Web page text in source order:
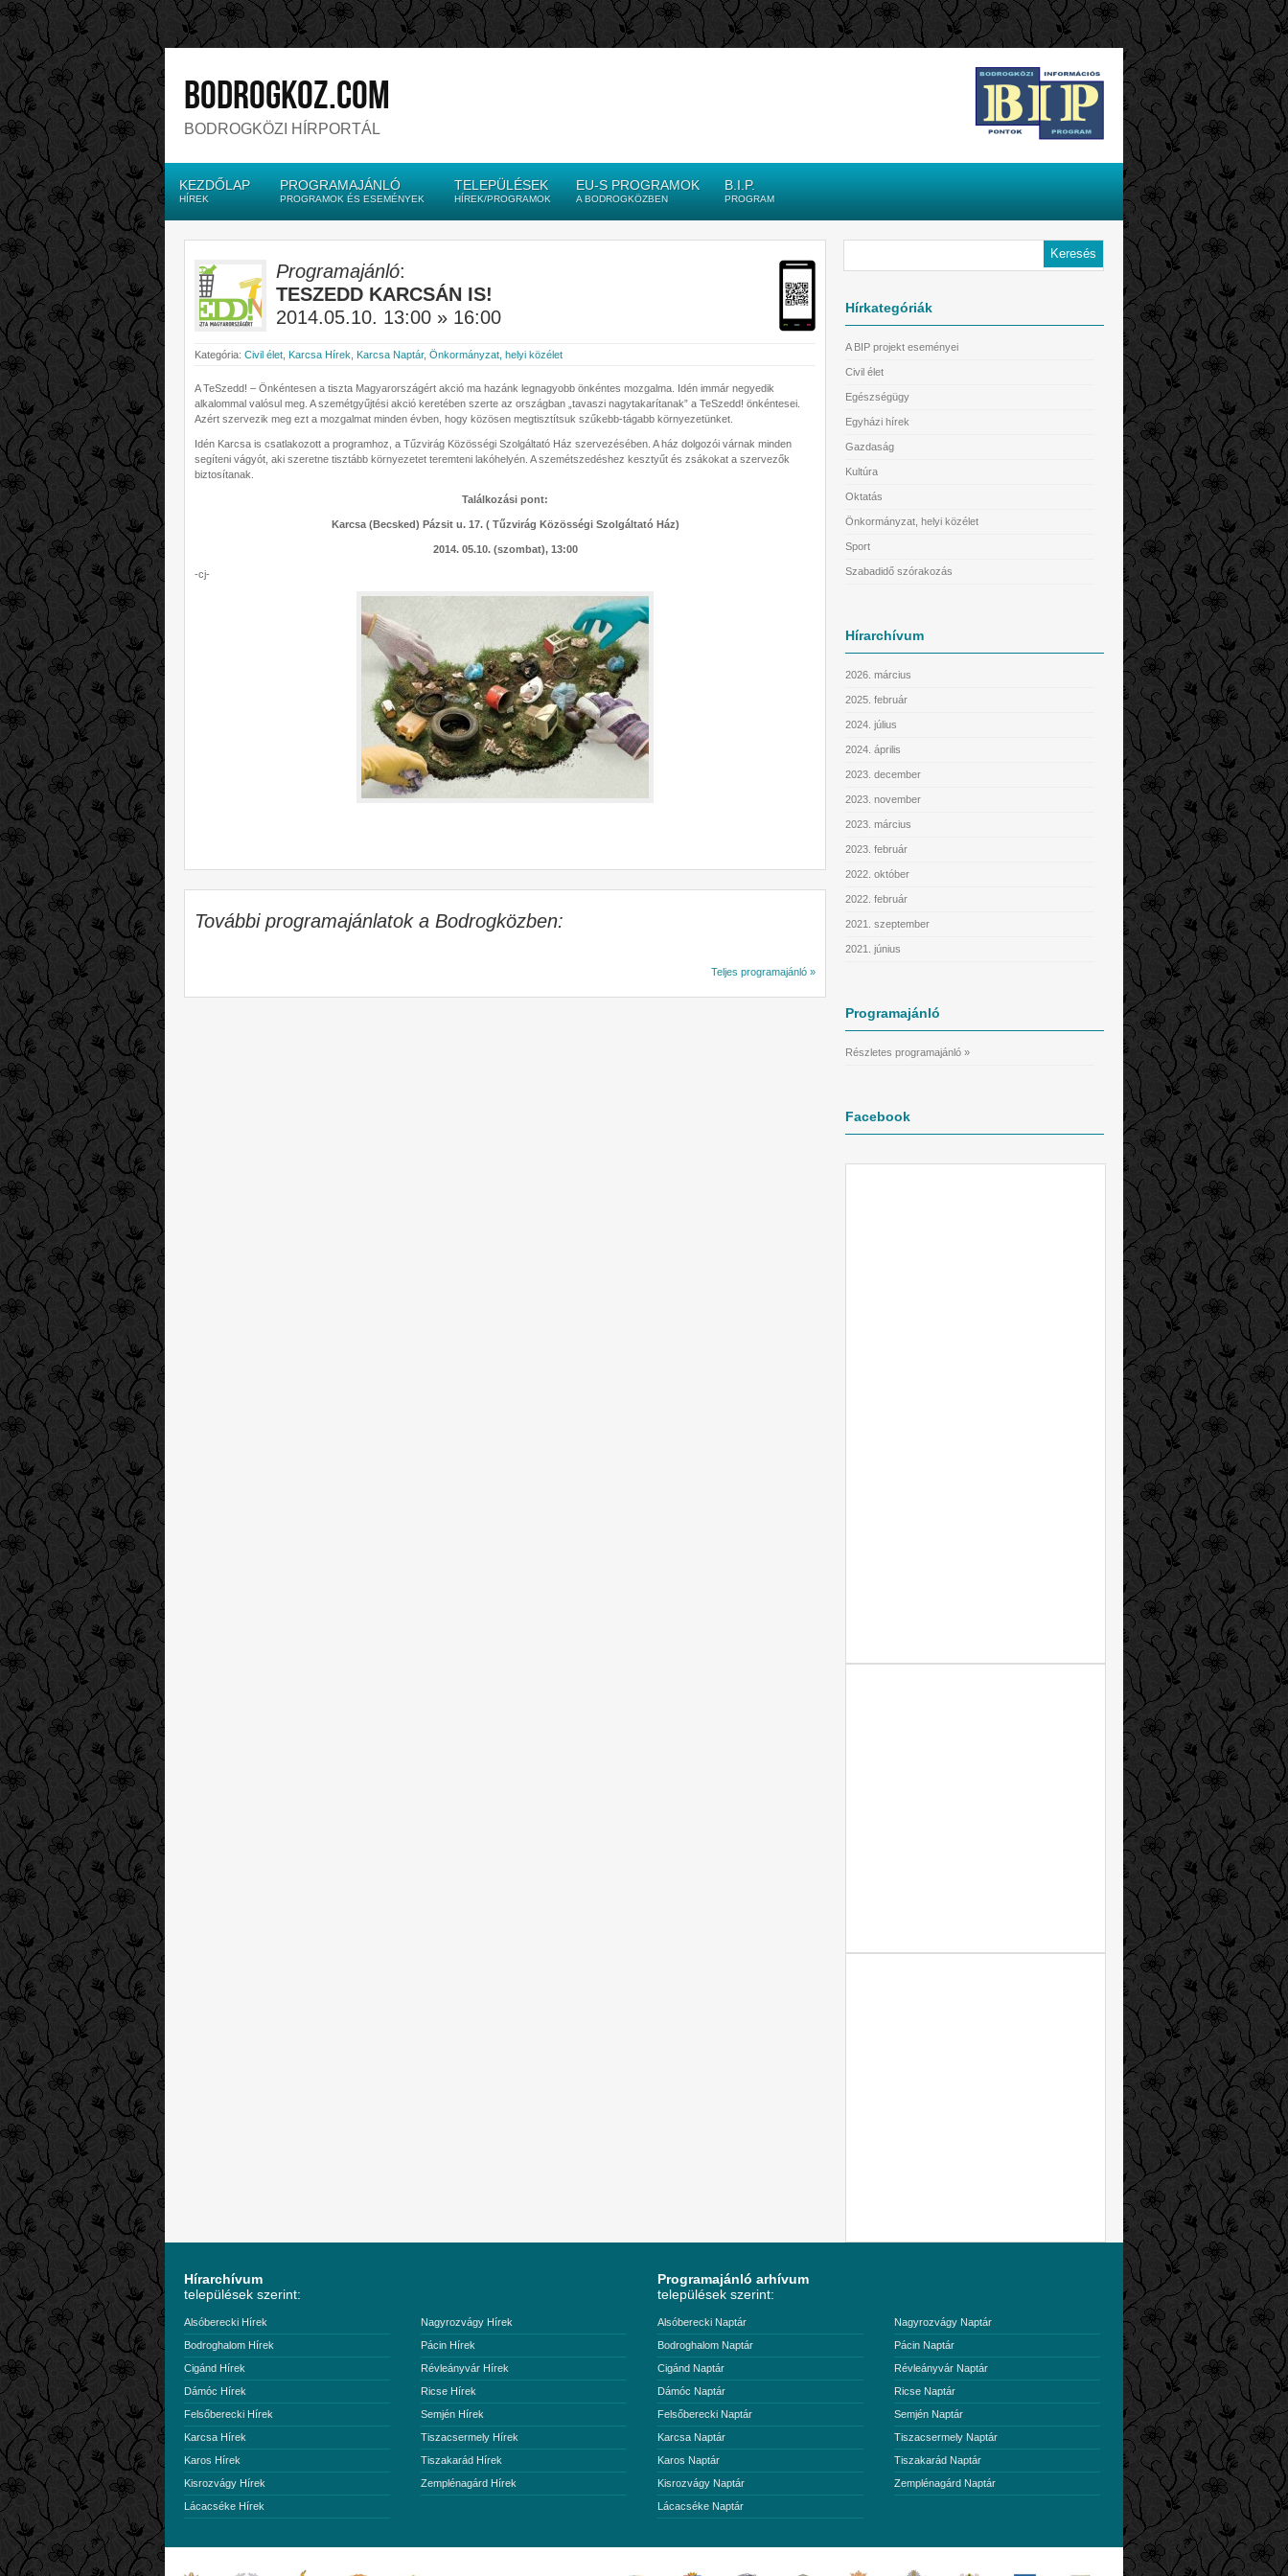
bodrogkoz.com
BODROGKÖZI HÍRPORTÁL
KEZDŐLAP
HÍREK
PROGRAMAJÁNLÓ
PROGRAMOK ÉS ESEMÉNYEK
TELEPÜLÉSEK
HÍREK/PROGRAMOK
EU-S PROGRAMOK
A BODROGKÖZBEN
B.I.P.
PROGRAM
Programajánló:
TESZEDD KARCSÁN IS!
2014.05.10. 13:00 » 16:00
Kategória: Civil élet Karcsa Hírek Karcsa Naptár, Önkormányzat, helyi közélet
A TeSzedd! – Önkéntesen a tiszta Magyarországért akció ma hazánk legnagyobb önkéntes mozgalma. Idén immár negyedik
alkalommal valósul meg. A szemétgyűjtési akció keretében szerte az országban „tavaszi nagytakarítanak” a TeSzedd! önkéntesei.
Azért szervezik meg ezt a mozgalmat minden évben, hogy közösen megtisztítsuk szűkebb-tágabb környezetünket.
Idén Karcsa is csatlakozott a programhoz, a Tűzvirág Közösségi Szolgáltató Ház szervezésében. A ház dolgozói várnak minden
segíteni vágyót, aki szeretne tisztább környezetet teremteni lakóhelyén. A szemétszedéshez kesztyűt és zsákokat a szervezők
biztosítanak.
Találkozási pont:
Karcsa (Becsked) Pázsit u. 17. ( Tűzvirág Közösségi Szolgáltató Ház)
2014. 05.10. (szombat), 13:00
-cj-
További programajánlatok a Bodrogközben:
Teljes programajánló »
Hírkategóriák
A BIP projekt eseményei
Civil élet
Egészségügy
Egyházi hírek
Gazdaság
Kultúra
Oktatás
Önkormányzat, helyi közélet
Sport
Szabadidő szórakozás
Hírarchívum
2026. március
2025. február
2024. július
2024. április
2023. december
2023. november
2023. március
2023. február
2022. október
2022. február
2021. szeptember
2021. június
Programajánló
Részletes programajánló »
Facebook
Hírarchívum
települések szerint:
Alsóberecki Hírek
Bodroghalom Hírek
Cigánd Hírek
Dámóc Hírek
Felsőberecki Hírek
Karcsa Hírek
Karos Hírek
Kisrozvágy Hírek
Lácacséke Hírek
Nagyrozvágy Hírek
Pácin Hírek
Révleányvár Hírek
Ricse Hírek
Semjén Hírek
Tiszacsermely Hírek
Tiszakarád Hírek
Zemplénagárd Hírek
Programajánló arhívum
települések szerint:
Alsóberecki Naptár
Bodroghalom Naptár
Cigánd Naptár
Dámóc Naptár
Felsőberecki Naptár
Karcsa Naptár
Karos Naptár
Kisrozvágy Naptár
Lácacséke Naptár
Nagyrozvágy Naptár
Pácin Naptár
Révleányvár Naptár
Ricse Naptár
Semjén Naptár
Tiszacsermely Naptár
Tiszakarád Naptár
Zemplénagárd Naptár